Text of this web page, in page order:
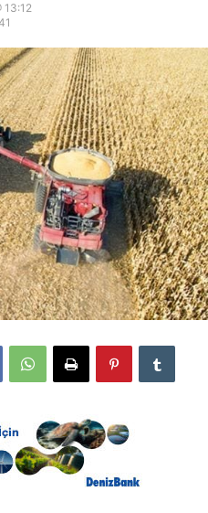
13:12